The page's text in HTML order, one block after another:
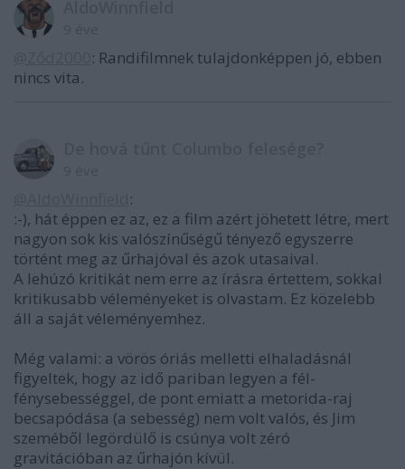
: Randifilmnek tulajdonképpen jó, ebben
nincs vita.
:
:-), hát éppen ez az, ez a film azért jöhetett létre, mert
nagyon sok kis valószínűségű tényező egyszerre
történt meg az űrhajóval és azok utasaival.
A lehúzó kritikát nem erre az írásra értettem, sokkal
kritikusabb véleményeket is olvastam. Ez közelebb
áll a saját véleményemhez.
Még valami: a vörös óriás melletti elhaladásnál
figyeltek, hogy az idő pariban legyen a fél-
fénysebességgel, de pont emiatt a metorida-raj
becsapódása (a sebesség) nem volt valós, és Jim
szeméből legördülő is csúnya volt zéró
gravitációban az űrhajón kívül.